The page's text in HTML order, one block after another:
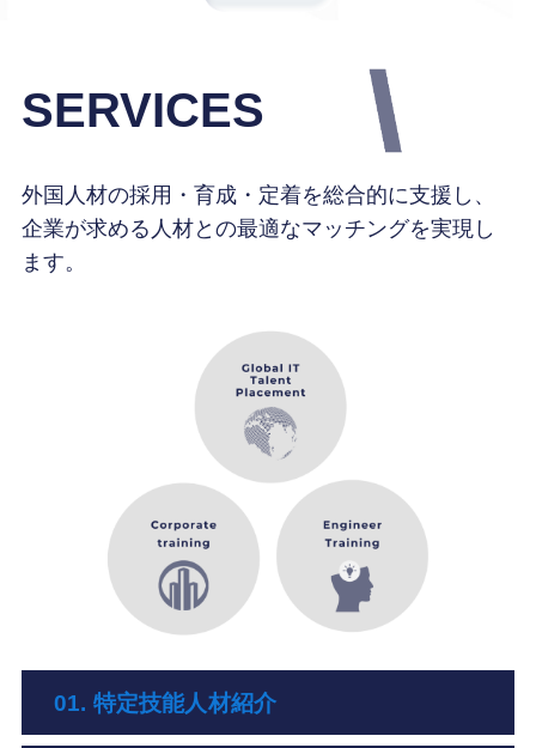
SERVICES
外国人材の採用・育成・定着を総合的に支援し、
企業が求める人材との最適なマッチングを実現し
ます。
01. 特定技能人材紹介